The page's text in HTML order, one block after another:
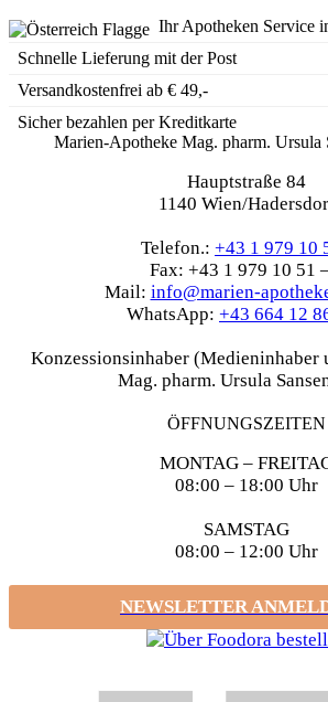
Ihr Apotheken Service
Schnelle Lieferung mit der Post
Versandkostenfrei ab € 49,-
Sicher bezahlen per Kreditkarte
Marien-Apotheke Mag. pharm. Ursula
Hauptstraße 84
1140 Wien/
Telefon.: +43 1 979 10
Fax: +43 1 979 10 51
Mail: info@marien-
WhatsApp: +43 664 12
Konzessionsinhaber (Medieninhaber
Mag. pharm. Ursula
ÖFFNUNGSZEITEN
MONTAG –
08:00 – 18:00 Uhr
SAMSTAG
08:00 – 12:00 Uhr
NEWSLETTER